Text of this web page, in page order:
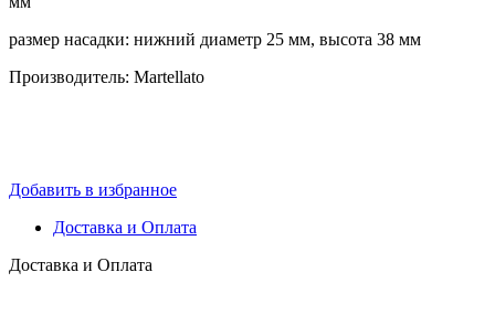
размер насадки: нижний диаметр 25 мм, высота 38 мм
Производитель: Martellato
Добавить в избранное
Доставка и Оплата
Доставка и Оплата